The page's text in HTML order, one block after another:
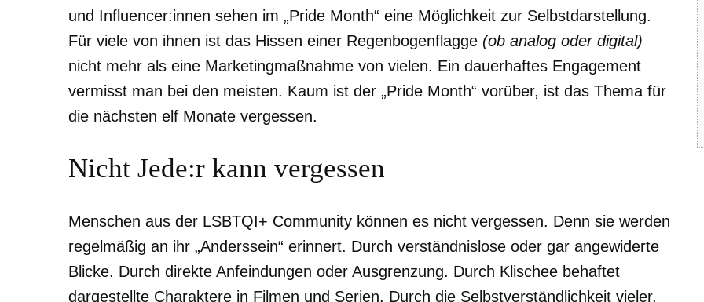
und Influencer:innen sehen im „Pride Month“ eine Möglichkeit zur Selbstdarstellung.
Für viele von ihnen ist das Hissen einer Regenbogenflagge (ob analog oder digital)
nicht mehr als eine Marketingmaßnahme von vielen. Ein dauerhaftes Engagement
vermisst man bei den meisten. Kaum ist der „Pride Month“ vorüber, ist das Thema für
die nächsten elf Monate vergessen.
Nicht Jede:r kann vergessen
Menschen aus der LSBTQI+ Community können es nicht vergessen. Denn sie werden
regelmäßig an ihr „Anderssein“ erinnert. Durch verständnislose oder gar angewiderte
Blicke. Durch direkte Anfeindungen oder Ausgrenzung. Durch Klischee behaftet
dargestellte Charaktere in Filmen und Serien. Durch die Selbstverständlichkeit vieler,